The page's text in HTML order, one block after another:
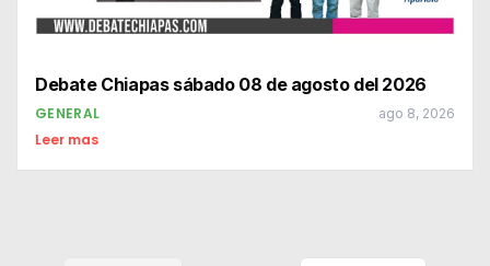
Debate Chiapas sábado 08 de agosto del 2026
GENERAL ago 8, 2026
Leer mas